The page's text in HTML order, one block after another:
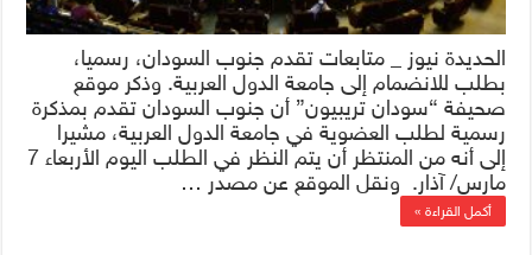
الحديدة نيوز _ متابعات تقدم جنوب السودان، رسميا،
بطلب للانضمام إلى جامعة الدول العربية. وذكر موقع
صحيفة “سودان تريبيون” أن جنوب السودان تقدم بمذكرة
رسمية لطلب العضوية في جامعة الدول العربية، مشيرا
إلى أنه من المنتظر أن يتم النظر في الطلب اليوم الأربعاء 7
مارس/ آذار. ونقل الموقع عن مصدر …
أكمل القراءة »